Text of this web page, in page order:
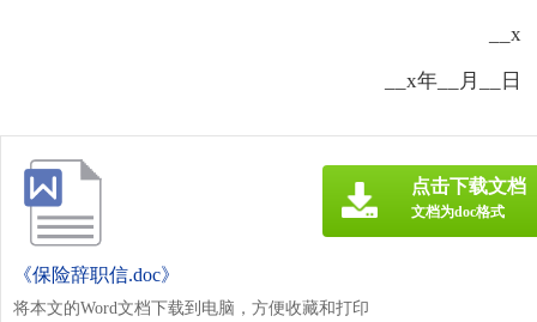
__x
__x年__月__日
《保险辞职信.doc》
将本文的Word文档下载到电脑，方便收藏和打印
点击下载文档
文档为doc格式